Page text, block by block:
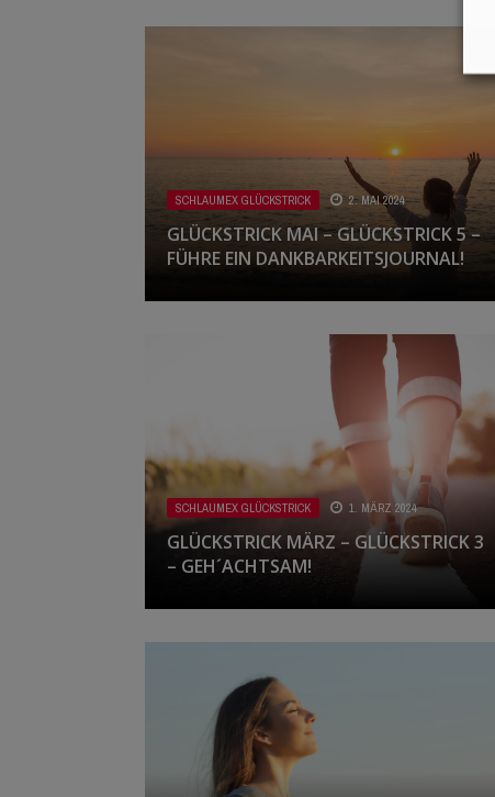
SCHLAUMEX GLÜCKSTRICK 2. MAI 2024
GLÜCKSTRICK MAI – GLÜCKSTRICK 5 –
FÜHRE EIN DANKBARKEITSJOURNAL!
SCHLAUMEX GLÜCKSTRICK 1. MÄRZ 2024
GLÜCKSTRICK MÄRZ – GLÜCKSTRICK 3
– GEH´ACHTSAM!